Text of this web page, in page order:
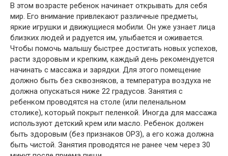
В этом возрасте ребенок начинает открывать для себя
мир. Его внимание привлекают различные предметы,
яркие игрушки и движущиеся мобили. Он уже узнает лица
близких людей и радуется им, улыбается и оживается.
Чтобы помочь малышу быстрее достигать новых успехов,
расти здоровым и крепким, каждый день рекомендуется
начинать с массажа и зарядки. Для этого помещение
должно быть без сквозняков, а температура воздуха не
должна опускаться ниже 22 градусов. Занятия с
ребенком проводятся на столе (или пеленальном
столике), который покрыт пеленкой. Иногда для массажа
используют детский крем или масло. Ребенок должен
быть здоровым (без признаков ОРЗ), а его кожа должна
быть чистой. Занятия проводятся не ранее чем через 30